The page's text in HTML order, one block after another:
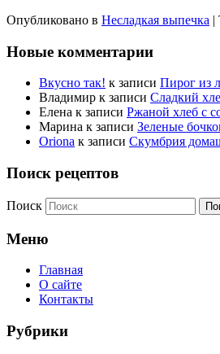
Опубликовано в Несладкая выпечка |
Новые комментарии
Вкусно так! к записи Пирог из
Владимир к записи Сладкий
Елена к записи Ржаной хлеб с
Марина к записи Зеленые
Oriona к записи Скумбрия
Поиск рецептов
Поиск
Меню
Главная
О сайте
Контакты
Рубрики